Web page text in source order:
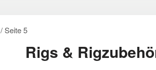
/ Seite 5
Rigs &